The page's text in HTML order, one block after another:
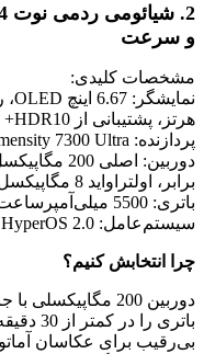
و سرعت
مشخصات کلیدی:
هرتز، پشتیبانی از HDR10+
پردازنده: MediaTek Dimensity 7300 Ultra
برابر، اولتراواید 8 مگاپیکسل
باتری: 5500 میلی‌آمپرساعت، شارژ فوق‌سریع 90 وات
سیستم‌عامل: HyperOS 2.0 مبتنی بر اندروید 15
چرا انتخابش کنیم؟
باتری
بی‌رقیب برای عکاسان